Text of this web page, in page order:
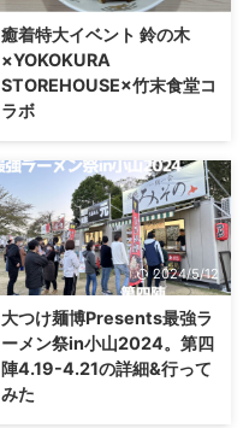
癒着特大イベント 鈴の木
×YOKOKURA
STOREHOUSE×竹末食堂コ
ラボ
2024/5/12
大つけ麺博Presents最強ラ
ーメン祭in小山2024。第四
陣4.19-4.21の詳細&行って
みた